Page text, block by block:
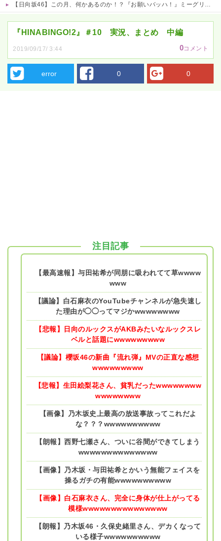
【日向坂46】この月、何かあるのか！？『お願いバッハ！』ミーグリ日程がこちら
『HINABINGO!2』＃10 実況、まとめ 中編
2019/09/17/ 3:44 0コメント
error 0 0
注目記事
【最高速報】与田祐希が同朋に吸われてて草wwww
www
【議論】白石麻衣のYouTubeチャンネルが急失速し
た理由が◯◯ってマジかwwwwwwww
【悲報】日向のルックスがAKBみたいなルックスレ
ベルと話題にwwwwwwwww
【議論】櫻坂46の新曲『流れ弾』MVの正直な感想
wwwwwwwww
【悲報】生田絵梨花さん、貧乳だったwwwwwwww
wwwwwwww
【画像】乃木坂史上最高の放送事故ってこれだよ
な？？？wwwwwwwwww
【朗報】西野七瀬さん、ついに谷間ができてしまう
wwwwwwwwwwwwww
【画像】乃木坂・与田祐希とかいう無能フェイスを
操るガチの有能wwwwwwwwww
【画像】白石麻衣さん、完全に身体が仕上がってる
模様wwwwwwwwwwwwwww
【朗報】乃木坂46・久保史緒里さん、デカくなって
いる様子wwwwwwwwww